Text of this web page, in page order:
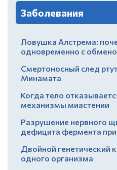
Заболевания
Ловушка Алстрема:
одновременно с
Смертоносный след
Минамата
Когда тело
механизмы миастении
Разрушение нервного
дефицита фермента
Двойной генетический
одного организма